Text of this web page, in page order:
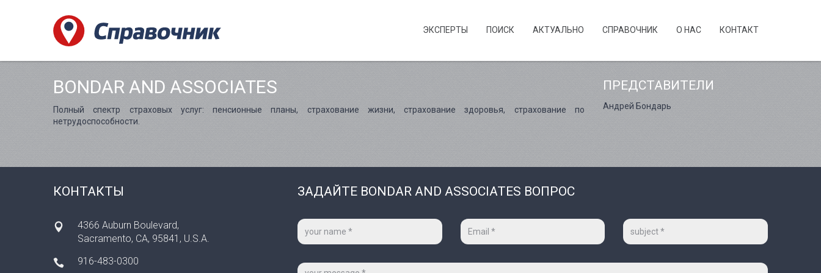
ЭКСПЕРТЫ ПОИСК АКТУАЛЬНО CПРАВОЧНИК О НАС КОНТАКТ
BONDAR AND ASSOCIATES
Полный спектр страховых услуг: пенсионные планы, страхование жизни, страхование здоровья, страхование по
нетрудоспособности.
ПРЕДСТАВИТЕЛИ
Андрей Бондарь
КОНТАКТЫ
4366 Auburn Boulevard,
Sacramento, CA, 95841, U.S.A.
916-483-0300
ЗАДАЙТЕ BONDAR AND ASSOCIATES ВОПРОС
Ваше
имя
Ваш
mail
Тема
Сообщение